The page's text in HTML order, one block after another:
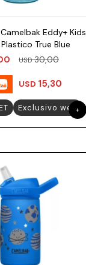
Eddy+ Kids
True Blue
USD 30,00
USD 15,30
Exclusivo web